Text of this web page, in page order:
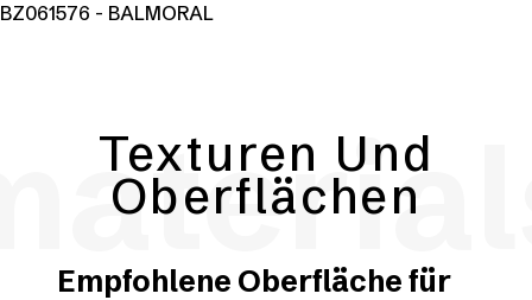
BZ061576 - BALMORAL
Texturen Und
Oberflächen
Empfohlene Oberfläche für